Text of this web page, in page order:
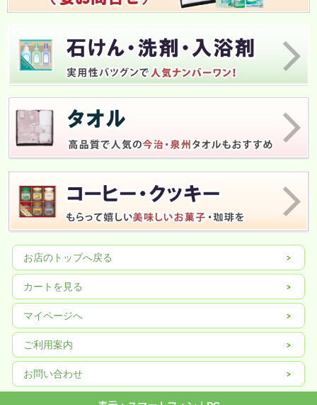
お店のトップへ戻る
カートを見る
マイページへ
ご利用案内
お問い合わせ